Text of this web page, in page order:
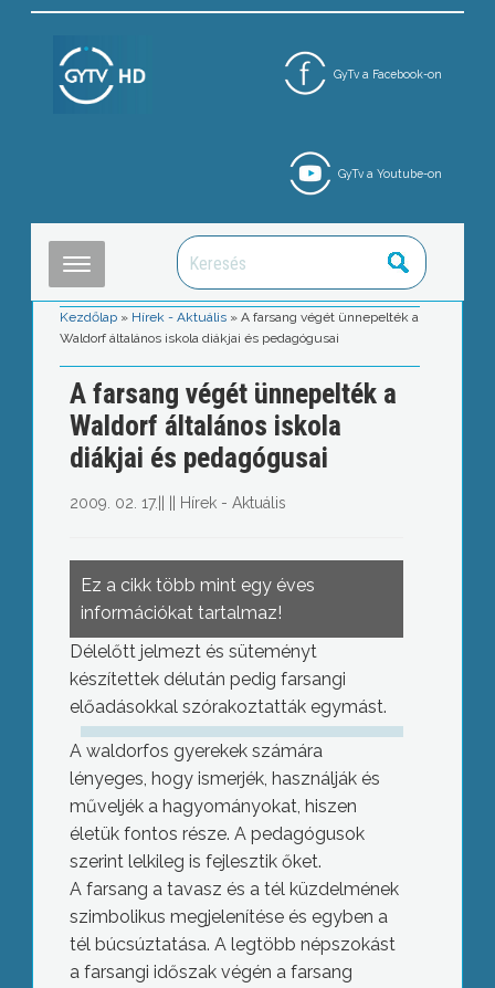
GyTv a Facebook-on
GyTv a Youtube-on
Kezdőlap » Hírek - Aktuális »A farsang végét ünnepelték a
Waldorf általános iskola diákjai és pedagógusai
A farsang végét ünnepelték a
Waldorf általános iskola
diákjai és pedagógusai
2009. 02. 17. Hírek - Aktuális
Ez a cikk több mint egy éves
információkat tartalmaz!
Délelőtt jelmezt és süteményt
készítettek délután pedig farsangi
előadásokkal szórakoztatták egymást.
A waldorfos gyerekek számára
lényeges, hogy ismerjék, használják és
műveljék a hagyományokat, hiszen
életük fontos része. A pedagógusok
szerint lelkileg is fejlesztik őket.
A farsang a tavasz és a tél küzdelmének
szimbolikus megjelenítése és egyben a
tél búcsúztatása. A legtöbb népszokást
a farsangi időszak végén a farsang